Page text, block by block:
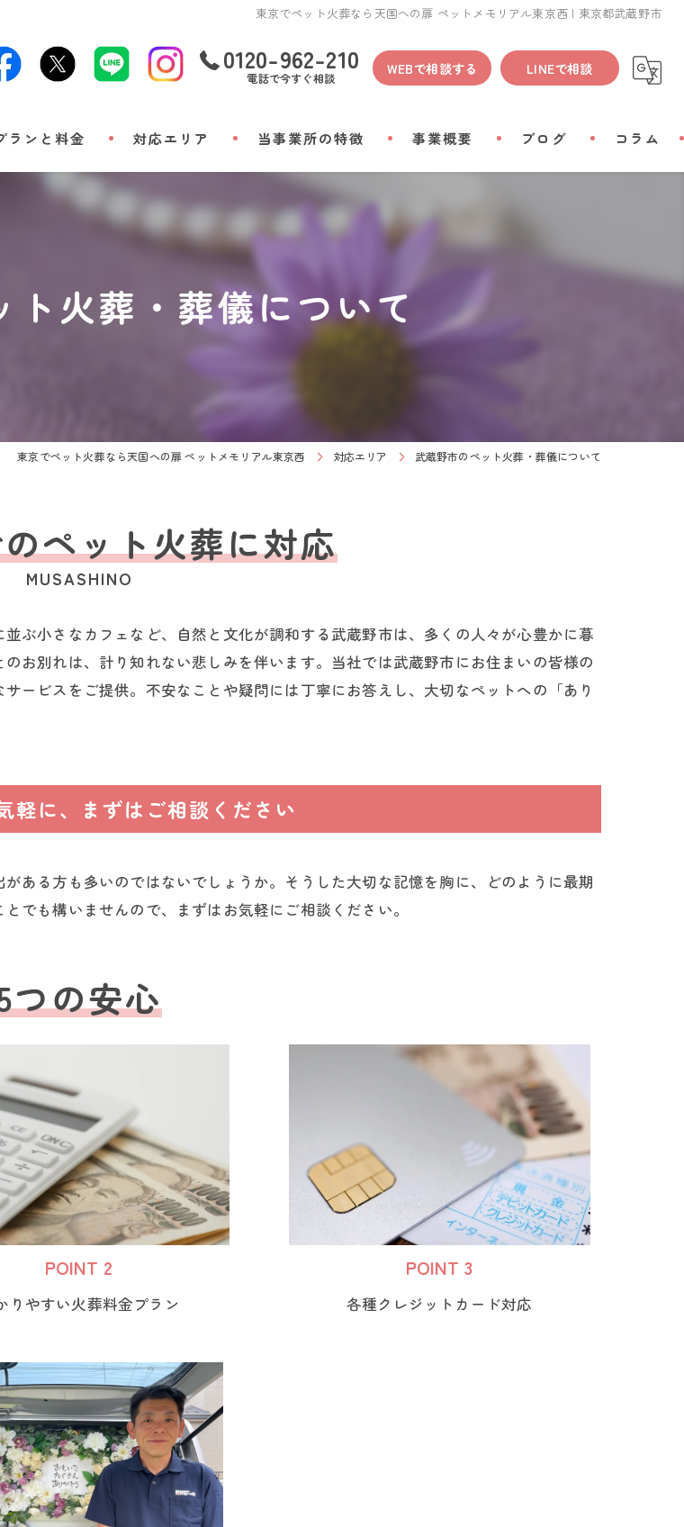
東京でペット火葬なら天国への扉 ペットメモリアル東京西 | 東京都武蔵野市
0120-962-210
電話で今すぐ相談
WEBで相談する LINEで相談
ランと料金 対応エリア 当事業所の特徴
出張
立ち会い
事業概要 ブログ コラム
ト火葬・葬儀について
東京でペット火葬なら天国への扉 ペットメモリアル東京西 対応エリア 武蔵野市のペット火葬・葬儀について
ペット火葬に対応
MUSASHINO
ぶ小さなカフェなど、自然と文化が調和する武蔵野市は、多くの人々が心豊かに暮
お別れは、計り知れない悲しみを伴います。当社では武蔵野市にお住まいの皆様の
ービスをご提供。不安なことや疑問には丁寧にお答えし、大切なペットへの「あり
軽に、まずはご相談ください
ある方も多いのではないでしょうか。そうした大切な記憶を胸に、どのように最期
でも構いませんので、まずはお気軽にご相談ください。
つの安心
POINT 2
りやすい火葬料金プラン
POINT 3
各種クレジットカード対応